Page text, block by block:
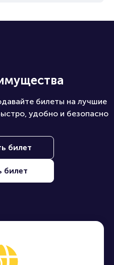
билеты на лучшие
удобно и безопасно
билет
билет